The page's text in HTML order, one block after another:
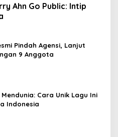
Ahn Go Public: Intip
Pindah Agensi, Lanjut
9 Anggota
Cara Unik Lagu Ini
Indonesia